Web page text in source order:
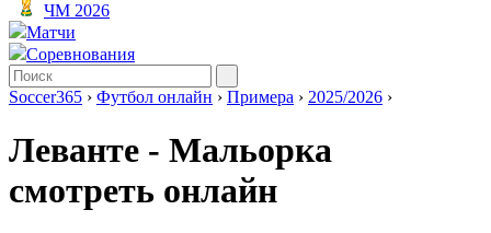
ЧМ 2026
Матчи
Соревнования
Soccer365 › Футбол онлайн › Примера › 2025/2026 ›
Леванте - Мальорка
смотреть онлайн